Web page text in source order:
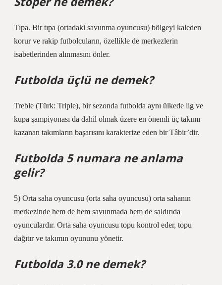
Tıpa. Bir tıpa (ortadaki savunma oyuncusu) bölgeyi kaleden
korur ve rakip futbolcuların, özellikle de merkezlerin
isabetlerinden alınmasını önler.
Futbolda üçlü ne demek?
Treble (Türk: Triple), bir sezonda futbolda aynı ülkede lig ve
kupa şampiyonası da dahil olmak üzere en önemli üç takımı
kazanan takımların başarısını karakterize eden bir Tâbir’dir.
Futbolda 5 numara ne anlama
gelir?
5) Orta saha oyuncusu (orta saha oyuncusu) orta sahanın
merkezinde hem de hem savunmada hem de saldırıda
oyunculardır. Orta saha oyuncusu topu kontrol eder, topu
dağıtır ve takımın oyununu yönetir.
Futbolda 3.0 ne demek?